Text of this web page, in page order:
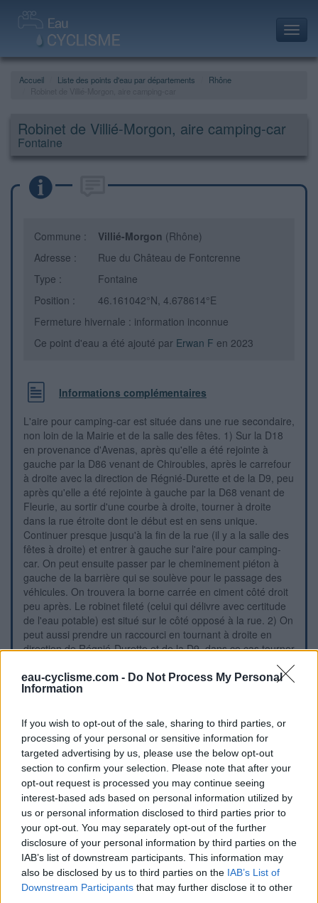
eau-cyclisme.com - Do Not Process My Personal
Information
If you wish to opt-out of the sale, sharing to third parties, or
processing of your personal or sensitive information for
targeted advertising by us, please use the below opt-out
section to confirm your selection. Please note that after your
opt-out request is processed you may continue seeing
interest-based ads based on personal information utilized by
us or personal information disclosed to third parties prior to
your opt-out. You may separately opt-out of the further
disclosure of your personal information by third parties on the
IAB’s list of downstream participants. This information may
also be disclosed by us to third parties on the IAB’s List of
Downstream Participants that may further disclose it to other
Accueil Liste des points d'eau par départements
Rhône
Robinet de Villié-Morgon, aire camping-car
Fontaine
Commune : Villié-Morgon (Rhône)
Adresse :
Rue du Château de Fontcrenne
Type :
Fontaine
Position :
46.161042°N, 4.678614°E
Fermeture hivernale : information inconnue
Ce point d'eau a été ajouté par Erwan F en 2023
Informations complémentaires
L'aire pour camping-car est située dans une rue secondaire,
non loin de la Mairie et de la salle des fêtes. 1) Sur la D18
en provenance d'Avenas, après qu'elle a été rejointe à
gauche par la D86 venant de Chiroubles, après le carrefour
à droite avec la direction de Régnié-Durette et de la D9, peu
après qu'elle a été rejointe à gauche par la D68 venant de
Fleurie, au sortir d'une courbe à droite, tourner à droite
dans la rue étroite dont le début est en sens unique.
Continuer presque jusqu'à la fin de la rue (il y a la salle des
fêtes à droite) et entrer à gauche sur l'aire pour camping-
car. On peut ensuite passer par le cheminement piéton à
gauche de la barrière qui se soulève pour le passage des
véhicules. On trouvera la borne carrée en ciment côté droit
peu après. Le robinet fileté (celui qui délivre avec certitude
de l'eau potable) est situé sur le côté opposé à la rue. 2) On
peut aussi prendre un raccourci en tournant à droite en
direction de Régnié-Durette et de la D9, dans ce cas tourner
ensuite dans la première à gauche puis aussitôt à droite sur
l'aire camping-car.
Repères visuels